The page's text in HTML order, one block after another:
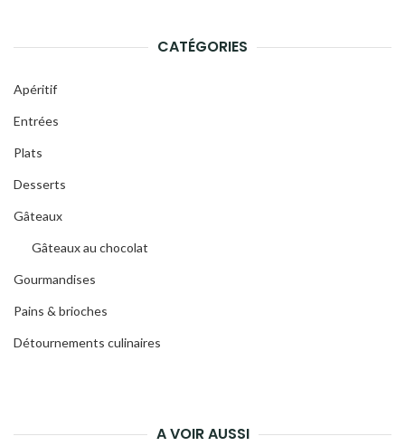
CATÉGORIES
Apéritif
Entrées
Plats
Desserts
Gâteaux
Gâteaux au chocolat
Gourmandises
Pains & brioches
Détournements culinaires
A VOIR AUSSI